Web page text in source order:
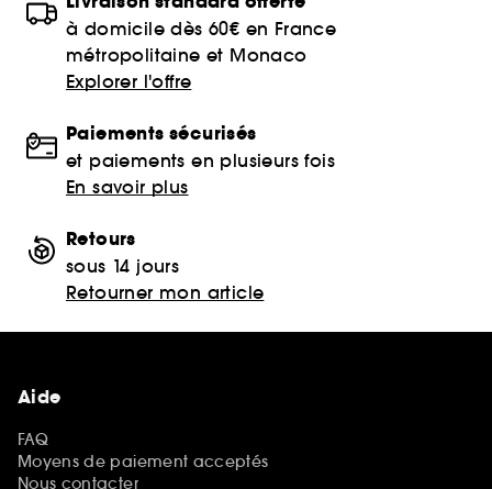
à domicile dès 60€ en France
métropolitaine et Monaco
Explorer l'offre
Paiements sécurisés
et paiements en plusieurs fois
En savoir plus
Retours
sous 14 jours
Retourner mon article
Aide
FAQ
Moyens de paiement acceptés
Nous contacter